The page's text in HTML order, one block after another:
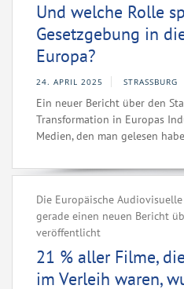
Und welche Rolle
Gesetzgebung in
Europa?
24. APRIL 2025 STRASSBURG
Ein neuer Bericht über den
Transformation in Europas
Medien, den man gelesen
Die Europäische
gerade einen neuen Bericht
veröffentlicht
21 % aller Filme,
im Verleih waren,